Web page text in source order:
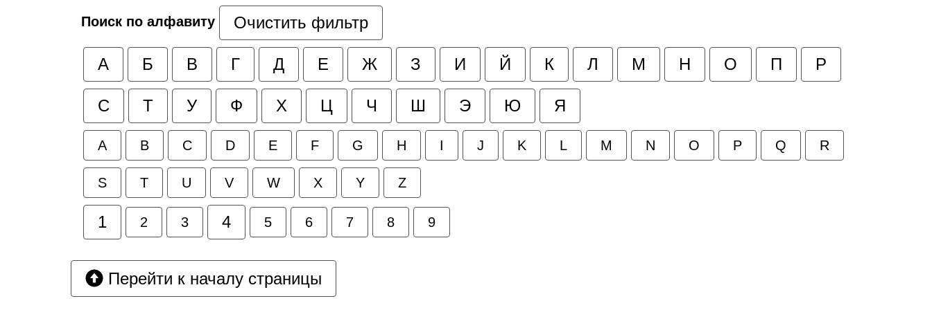
Поиск по алфавиту Очистить фильтр
А Б В Г Д Е Ж З И Й К Л М Н О П Р
С Т У Ф Х Ц Ч Ш Э Ю Я
A B C D E F G H I J K L M N O P Q R
S T U V W X Y Z
1 2 3 4 5 6 7 8 9
Перейти к началу страницы